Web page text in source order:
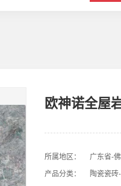
欧神诺全屋
所属地区：
广东省-
产品分类：
陶瓷瓷砖